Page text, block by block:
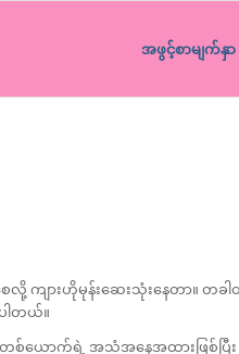
အဖွင့်စာမျက်နှာ
လို့ ကျားဟိုမုန်းဆေးသုံးနေတာ။ တ
ါတယ်။
ယောက်ရဲ့ အသံအနေအထားဖြစ်ပြီး